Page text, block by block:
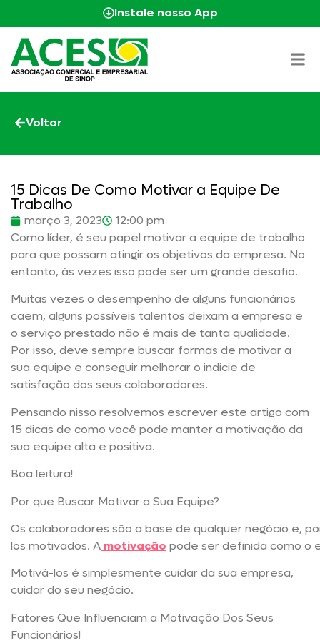
Instale nosso App
Voltar
15 Dicas De Como Motivar a Equipe De
Trabalho
março 3, 2023
12:00 pm
Como líder, é seu papel motivar a equipe de trabalho
para que possam atingir os objetivos da empresa. No
entanto, às vezes isso pode ser um grande desafio.
Muitas vezes o desempenho de alguns funcionários
caem, alguns possíveis talentos deixam a empresa e
o serviço prestado não é mais de tanta qualidade.
Por isso, deve sempre buscar formas de motivar a
sua equipe e conseguir melhorar o indicie de
satisfação dos seus colaboradores.
Pensando nisso resolvemos escrever este artigo com
15 dicas de como você pode manter a motivação da
sua equipe alta e positiva.
Boa leitura!
Por que Buscar Motivar a Sua Equipe?
Os colaboradores são a base de qualquer negócio e,
los motivados. A motivação pode ser definida como o
Motivá-los é simplesmente cuidar da sua empresa,
cuidar do seu negócio.
Fatores Que Influenciam a Motivação Dos Seus
Funcionários!